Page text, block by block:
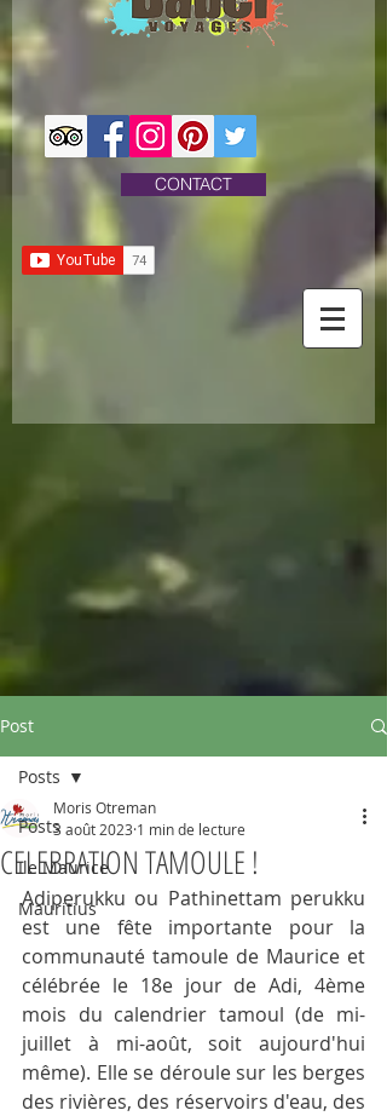
CONTACT
Post
Posts
Ile Maurice
Mauritius
Posts
CELEBRATION TAMOULE !
Moris Otreman
3 août 2023 1 min de lecture
Adiperukku ou Pathinettam perukku
est une fête importante pour la
communauté tamoule de Maurice et
célébrée le 18e jour de Adi, 4ème
mois du calendrier tamoul (de mi-
juillet à mi-août, soit aujourd'hui
même). Elle se déroule sur les berges
des rivières, des réservoirs d'eau, des